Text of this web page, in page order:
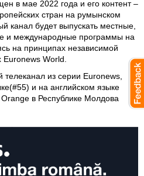
в мае 2022 года и его контент –
стран на румынском
канал будет выпускать местные,
и международные программы на
на принципах независимой
World.
телеканал из серии Euronews,
и на английском языке
в Республике Молдова